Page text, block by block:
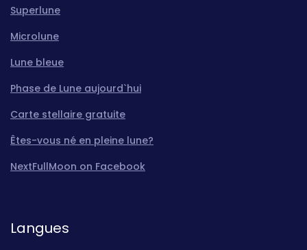
Superlune
Microlune
Lune bleue
Phase de Lune aujourd`hui
Carte stellaire gratuite
Êtes-vous né en pleine lune?
NextFullMoon on Facebook
Langues